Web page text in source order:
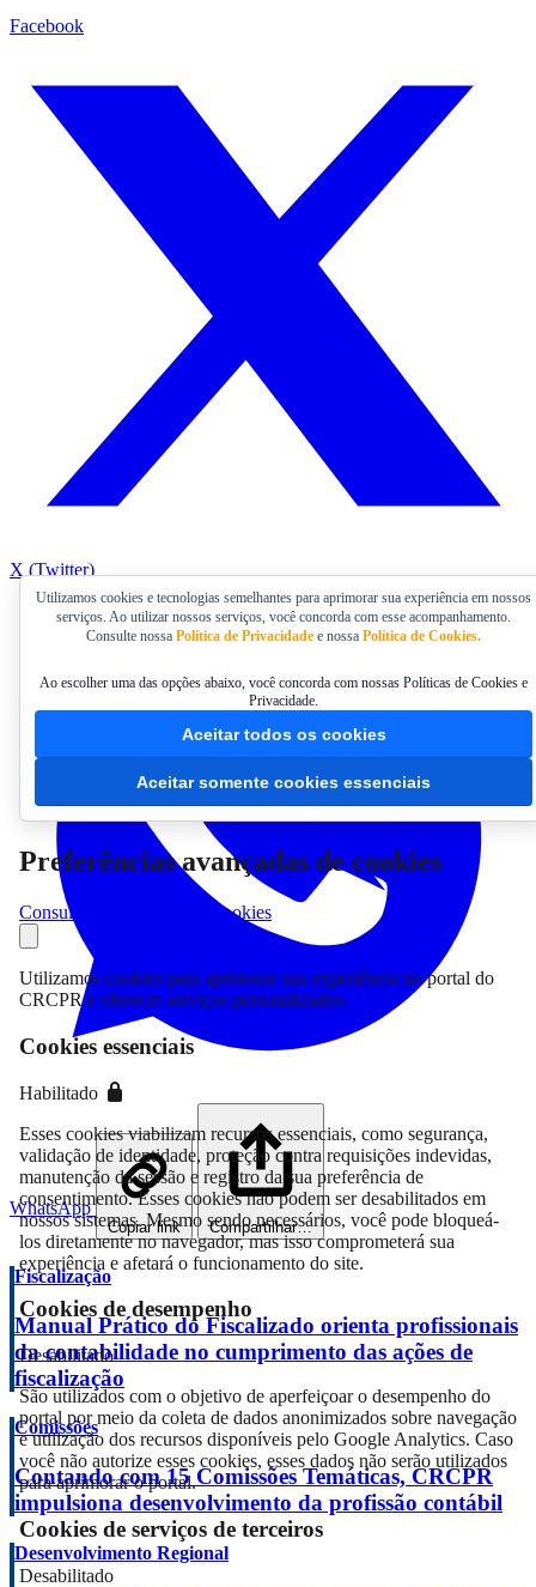
Facebook
X (Twitter)
WhatsApp
Copiar link Compartilhar…
Fiscalização
Manual Prático do Fiscalizado orienta profissionais
da contabilidade no cumprimento das ações de
fiscalização
Comissões
Contando com 15 Comissões Temáticas, CRCPR
impulsiona desenvolvimento da profissão contábil
Desenvolvimento Regional
Utilizamos cookies e tecnologias semelhantes para aprimorar sua experiência em nossos
serviços. Ao utilizar nossos serviços, você concorda com esse acompanhamento.
Consulte nossa Política de Privacidade e nossa Política de Cookies.
Ao escolher uma das opções abaixo, você concorda com nossas Políticas de Cookies e
Privacidade.
Aceitar todos os cookies
Aceitar somente cookies essenciais
Preferências avançadas de cookies
Consultar Declaração de Cookies
Utilizamos cookies para aprimorar sua experiência no portal do
CRCPR e oferecer serviços personalizados.
Cookies essenciais
Habilitado
Esses cookies viabilizam recursos essenciais, como segurança,
validação de identidade, proteção contra requisições indevidas,
manutenção da sessão e registro da sua preferência de
consentimento. Esses cookies não podem ser desabilitados em
nossos sistemas. Mesmo sendo necessários, você pode bloqueá-
los diretamente no navegador, mas isso comprometerá sua
experiência e afetará o funcionamento do site.
Cookies de desempenho
Desabilitado
São utilizados com o objetivo de aperfeiçoar o desempenho do
portal por meio da coleta de dados anonimizados sobre navegação
e utilização dos recursos disponíveis pelo Google Analytics. Caso
você não autorize esses cookies, esses dados não serão utilizados
para aprimorar o portal.
Cookies de serviços de terceiros
Desabilitado